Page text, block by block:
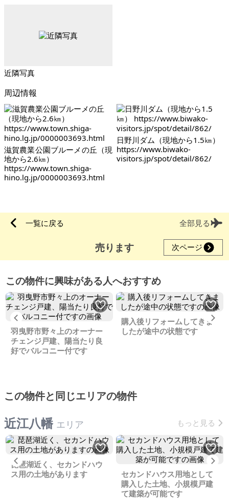
近隣写真
周辺情報
滋賀農業公園ブルーメの丘（現
地から2.6㎞）
https://www.town.shiga-
hino.lg.jp/0000003693.html
日野川ダム（現地から1.5㎞）
https://www.biwako-
visitors.jp/spot/detail/862/
一覧に戻る 全部見る
売ります 次ページ
この物件に興味がある人へおすすめ
Previous
羽曳野市野々上のオーナー
チェンジ戸建、陽当たり良
好でバルコニー付です
購入後リフォームしてきま
したが途中の状態です
この物件と同じエリアの物件
近江八幡 エリア もっと見る
Previous
琵琶湖近く、セカンドハウ
ス用の土地があります
セカンドハウス用地として
購入した土地、小規模戸建
て建築が可能です